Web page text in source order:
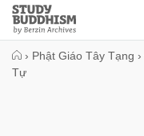
Close
Study
Buddhism
› Phật Giáo Tây Tạng ›
Tự